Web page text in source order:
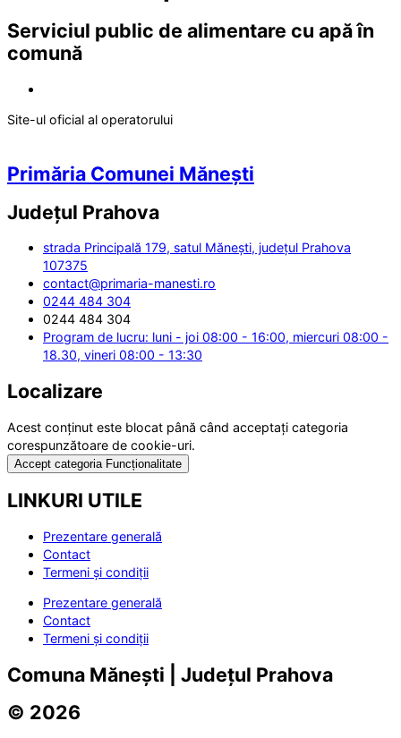
Serviciul public de alimentare cu apă în
comună
Site-ul oficial al operatorului
Primăria Comunei Mănești
Județul Prahova
strada Principală 179, satul Mănești, județul Prahova
107375
contact@primaria-manesti.ro
0244 484 304
0244 484 304
Program de lucru: luni - joi 08:00 - 16:00, miercuri 08:00 -
18.30, vineri 08:00 - 13:30
Localizare
Acest conținut este blocat până când acceptați categoria
corespunzătoare de cookie-uri.
Accept categoria Funcționalitate
LINKURI UTILE
Prezentare generală
Contact
Termeni și condiții
Prezentare generală
Contact
Termeni și condiții
Comuna Mănești | Județul Prahova
© 2026